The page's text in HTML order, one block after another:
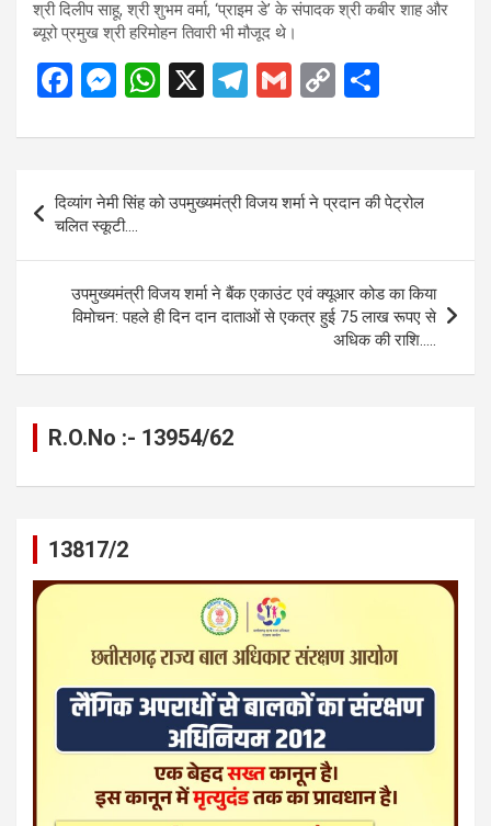
श्री दिलीप साहू, श्री शुभम वर्मा, ‘प्राइम डे’ के संपादक श्री कबीर शाह और
ब्यूरो प्रमुख श्री हरिमोहन तिवारी भी मौजूद थे।
F
ce
b
o
o
k
M
se
n
g
er
W
at
s
A
p
p
X
T
e
gr
a
m
G
ail
C
py
n
k
ar
e
navigation
दिव्यांग नेमी सिंह को उपमुख्यमंत्री विजय शर्मा ने प्रदान की पेट्रोल
चलित स्कूटी….
उपमुख्यमंत्री विजय शर्मा ने बैंक एकाउंट एवं क्यूआर कोड का किया
विमोचन: पहले ही दिन दान दाताओं से एकत्र हुई 75 लाख रूपए से
अधिक की राशि…..
R.O.No :- 13954/62
13817/2